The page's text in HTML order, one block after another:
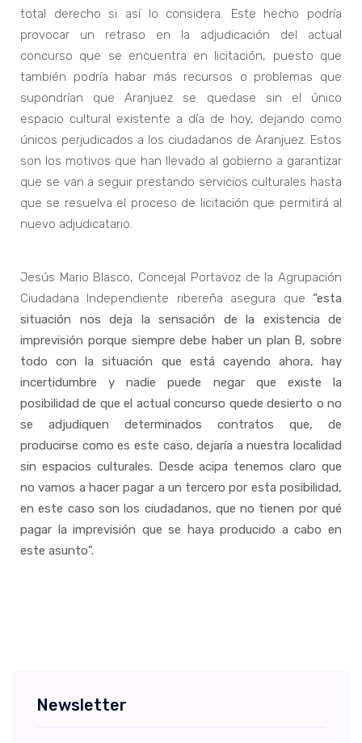
total derecho si así lo considera. Este hecho podría
provocar un retraso en la adjudicación del actual
concurso que se encuentra en licitación, puesto que
también podría habar más recursos o problemas que
supondrían que Aranjuez se quedase sin el único
espacio cultural existente a día de hoy, dejando como
únicos perjudicados a los ciudadanos de Aranjuez. Estos
son los motivos que han llevado al gobierno a garantizar
que se van a seguir prestando servicios culturales hasta
que se resuelva el proceso de licitación que permitirá al
nuevo adjudicatario.
Jesús Mario Blasco, Concejal Portavoz de la Agrupación
Ciudadana Independiente ribereña asegura que “esta
situación nos deja la sensación de la existencia de
imprevisión porque siempre debe haber un plan B, sobre
todo con la situación que está cayendo ahora, hay
incertidumbre y nadie puede negar que existe la
posibilidad de que el actual concurso quede desierto o no
se adjudiquen determinados contratos que, de
producirse como es este caso, dejaría a nuestra localidad
sin espacios culturales. Desde acipa tenemos claro que
no vamos a hacer pagar a un tercero por esta posibilidad,
en este caso son los ciudadanos, que no tienen por qué
pagar la imprevisión que se haya producido a cabo en
este asunto”.
Newsletter